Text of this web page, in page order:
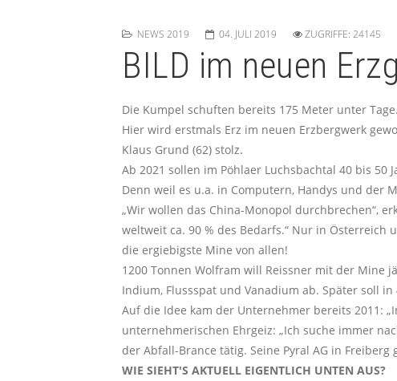
NEWS 2019 04. JULI 2019 ZUGRIFFE: 24145
BILD im neuen
Die Kumpel schuften bereits 175 Meter unter
Hier wird erstmals Erz im neuen Erzbergwerk
Klaus Grund (62) stolz.
Ab 2021 sollen im Pöhlaer Luchsbachtal 40 bis
Denn weil es u.a. in Computern, Handys und der
„Wir wollen das China-Monopol durchbrechen“,
weltweit ca. 90 % des Bedarfs.“ Nur in Österreich
die ergiebigste Mine von allen!
1200 Tonnen Wolfram will Reissner mit der Mine
Indium, Flussspat und Vanadium ab. Später soll
Auf die Idee kam der Unternehmer bereits 2011:
unternehmerischen Ehrgeiz: „Ich suche immer
der Abfall-Brance tätig. Seine Pyral AG in
WIE SIEHT'S AKTUELL EIGENTLICH UNTEN AUS?